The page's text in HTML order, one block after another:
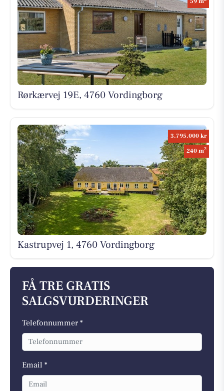
Rørkærvej 19E, 4760 Vordingborg
3.795.000 kr
240 m2
Kastrupvej 1, 4760 Vordingborg
FÅ TRE GRATIS
SALGSVURDERINGER
Telefonnummer *
Email *